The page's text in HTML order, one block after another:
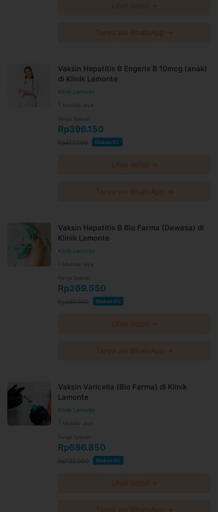
Lihat detail →
Tanya via WhatsApp →
Vaksin Hepatitis B Engerix B 10mcg (anak)
di Klinik Lamonte
Klinik Lamonte
Mustika Jaya
Harga Spesial
Rp396.150
Rp417.000 Diskon 5%
Lihat detail →
Tanya via WhatsApp →
Vaksin Hepatitis B Bio Farma (Dewasa) di
Klinik Lamonte
Klinik Lamonte
Mustika Jaya
Harga Spesial
Rp369.550
Rp389.000 Diskon 5%
Lihat detail →
Tanya via WhatsApp →
Vaksin Varicella (Bio Farma) di Klinik
Lamonte
Klinik Lamonte
Mustika Jaya
Harga Spesial
Rp686.850
Rp723.000 Diskon 5%
Lihat detail →
Tanya via WhatsApp →